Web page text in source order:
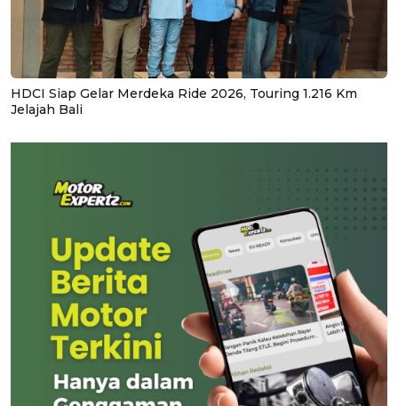
HDCI Siap Gelar Merdeka Ride 2026, Touring 1.216 Km
Jelajah Bali